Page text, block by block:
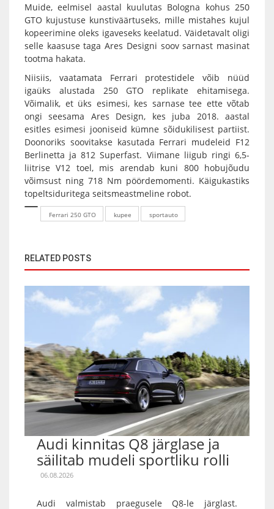
Muide, eelmisel aastal kuulutas Bologna kohus 250
GTO kujustuse kunstiväärtuseks, mille mistahes kujul
kopeerimine oleks igaveseks keelatud. Väidetavalt oligi
selle kaasuse taga Ares Designi soov sarnast masinat
tootma hakata.
Niisiis, vaatamata Ferrari protestidele võib nüüd
igaüks alustada 250 GTO replikate ehitamisega.
Võimalik, et üks esimesi, kes sarnase tee ette võtab
ongi seesama Ares Design, kes juba 2018. aastal
esitles esimesi jooniseid kümne sõidukilisest partiist.
Doonoriks soovitakse kasutada Ferrari mudeleid F12
Berlinetta ja 812 Superfast. Viimane liigub ringi 6,5-
liitrise V12 toel, mis arendab kuni 800 hobujõudu
võimsust ning 718 Nm pöördemomenti. Käigukastiks
topeltsiduritega seitsmeastmeline robot.
Ferrari 250 GTO kupee sportauto
RELATED POSTS
Audi kinnitas Q8 järglase ja
säilitab mudeli sportliku rolli
06.08.2026
Audi valmistab praegusele Q8-le järglast.